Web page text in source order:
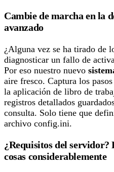
Cambie de marcha en la
avanzado
¿Alguna vez se ha tirado de
diagnosticar un fallo de
Por eso nuestro nuevo
aire fresco. Captura los
la aplicación de libro de
registros detallados
consulta. Solo tiene que
archivo config.ini.
¿Requisitos del
cosas considerablemente